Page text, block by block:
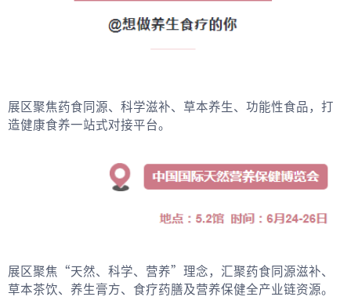
展区聚焦药食同源、科学滋补、草本养生、功能性食品，打
造健康食养一站式对接平台。
展区聚焦“天然、科学、营养”理念，汇聚药食同源滋补、
草本茶饮、养生膏方、食疗药膳及营养保健全产业链资源。